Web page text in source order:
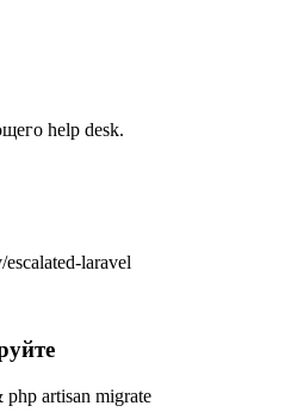
help desk.
escalated-laravel
php artisan migrate